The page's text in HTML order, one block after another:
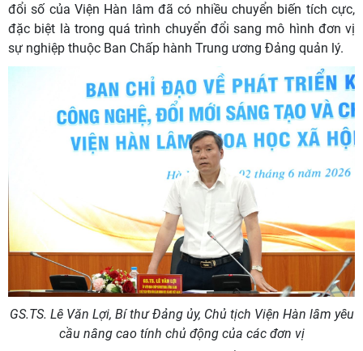
đổi số của Viện Hàn lâm đã có nhiều chuyển biến tích cực,
đặc biệt là trong quá trình chuyển đổi sang mô hình đơn vị
sự nghiệp thuộc Ban Chấp hành Trung ương Đảng quản lý.
GS.TS. Lê Văn Lợi, Bí thư Đảng ủy, Chủ tịch Viện Hàn lâm yêu
cầu nâng cao tính chủ động của các đơn vị